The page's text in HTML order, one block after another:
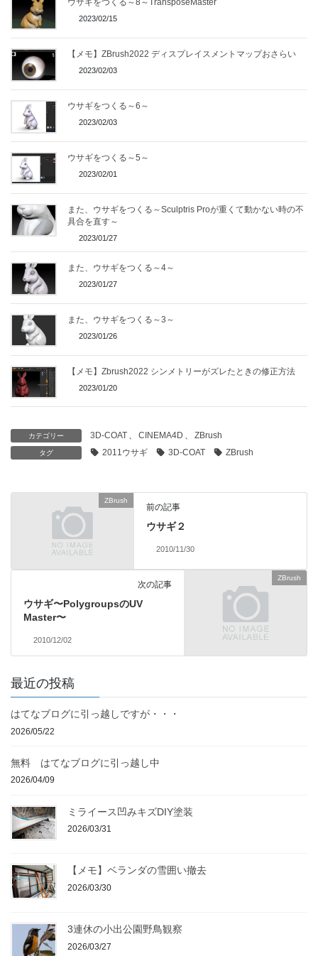
ウサギをつくる～8～TransposeMaster
2023/02/15
【メモ】ZBrush2022 ディスプレイスメントマップおさらい
2023/02/03
ウサギをつくる～6～
2023/02/03
ウサギをつくる～5～
2023/02/01
また、ウサギをつくる～Sculptris Proが重くて動かない時の不
具合を直す～
2023/01/27
また、ウサギをつくる～4～
2023/01/27
また、ウサギをつくる～3～
2023/01/26
【メモ】Zbrush2022 シンメトリーがズレたときの修正方法
2023/01/20
カテゴリー 3D-COAT 、 CINEMA4D 、 ZBrush
タグ 2011ウサギ 3D-COAT ZBrush
ZBrush
前の記事
ウサギ２
2010/11/30
ZBrush
次の記事
ウサギ〜PolygroupsのUV
Master〜
2010/12/02
最近の投稿
はてなブログに引っ越しですが・・・
2026/05/22
無料 はてなブログに引っ越し中
2026/04/09
ミライース凹みキズDIY塗装
2026/03/31
【メモ】ベランダの雪囲い撤去
2026/03/30
3連休の小出公園野鳥観察
2026/03/27